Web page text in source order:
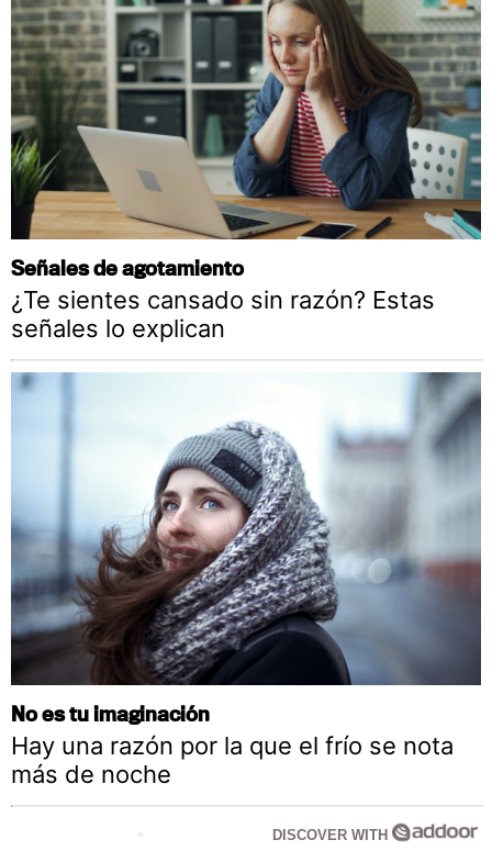
Señales de agotamiento
¿Te sientes cansado sin razón? Estas
señales lo explican
No es tu imaginación
Hay una razón por la que el frío se nota
más de noche
DISCOVER WITH